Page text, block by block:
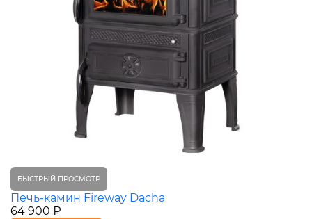
БЫСТРЫЙ ПРОСМОТР
Печь-камин Fireway Dacha
64 900 ₽